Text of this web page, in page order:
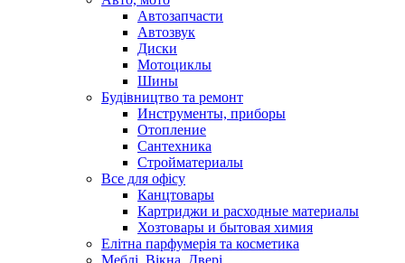
Автозапчасти
Автозвук
Диски
Мотоциклы
Шины
Будівництво та ремонт
Инструменты, приборы
Отопление
Сантехника
Стройматериалы
Все для офісу
Канцтовары
Картриджи и расходные материалы
Хозтовары и бытовая химия
Елітна парфумерія та косметика
Меблі, Вікна, Двері